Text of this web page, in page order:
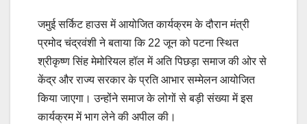
जमुई सर्किट हाउस में आयोजित कार्यक्रम के दौरान मंत्री
प्रमोद चंद्रवंशी ने बताया कि 22 जून को पटना स्थित
श्रीकृष्ण सिंह मेमोरियल हॉल में अति पिछड़ा समाज की ओर से
केंद्र और राज्य सरकार के प्रति आभार सम्मेलन आयोजित
किया जाएगा। उन्होंने समाज के लोगों से बड़ी संख्या में इस
कार्यक्रम में भाग लेने की अपील की।